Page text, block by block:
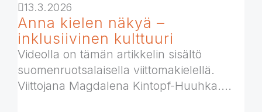
13.3.2026
Anna kielen näkyä –
inklusiivinen kulttuuri
Videolla on tämän artikkelin sisältö
suomenruotsalaisella viittomakielellä.
Viittojana Magdalena Kintopf-Huuhka....